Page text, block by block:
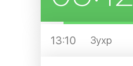
13:10 Зухр